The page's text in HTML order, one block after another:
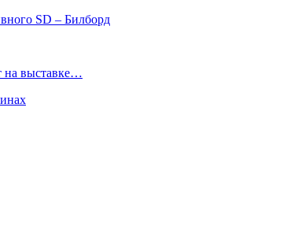
SD – Билборд
на выставке…